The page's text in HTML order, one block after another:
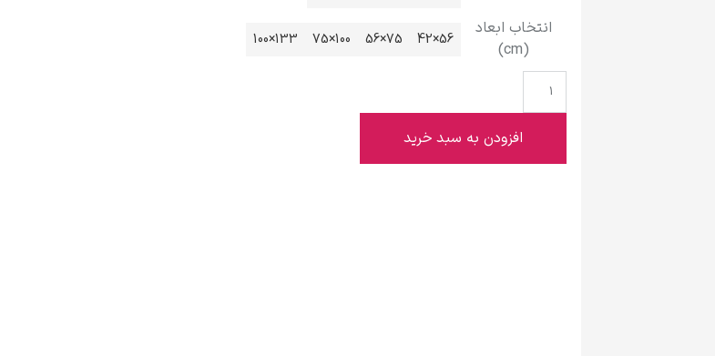
انتخاب ابعاد
(cm)
56×42
75×56
100×75
133×100
افزودن به سبد خرید